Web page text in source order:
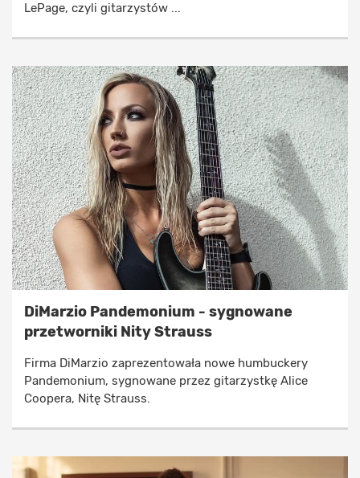
LePage, czyli gitarzystów ...
DiMarzio Pandemonium - sygnowane
przetworniki Nity Strauss
Firma DiMarzio zaprezentowała nowe humbuckery
Pandemonium, sygnowane przez gitarzystkę Alice
Coopera, Nitę Strauss.